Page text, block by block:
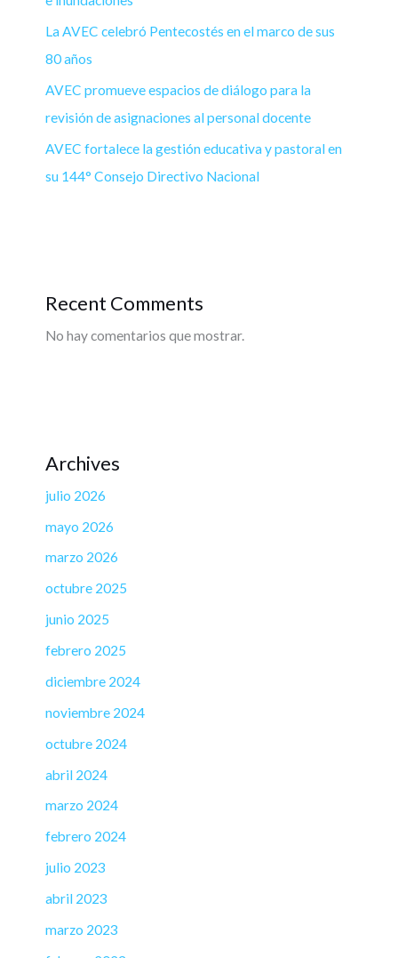
La AVEC celebró Pentecostés en el marco de sus
80 años
AVEC promueve espacios de diálogo para la
revisión de asignaciones al personal docente
AVEC fortalece la gestión educativa y pastoral en
su 144° Consejo Directivo Nacional
Recent Comments
No hay comentarios que mostrar.
Archives
julio 2026
mayo 2026
marzo 2026
octubre 2025
junio 2025
febrero 2025
diciembre 2024
noviembre 2024
octubre 2024
abril 2024
marzo 2024
febrero 2024
julio 2023
abril 2023
marzo 2023